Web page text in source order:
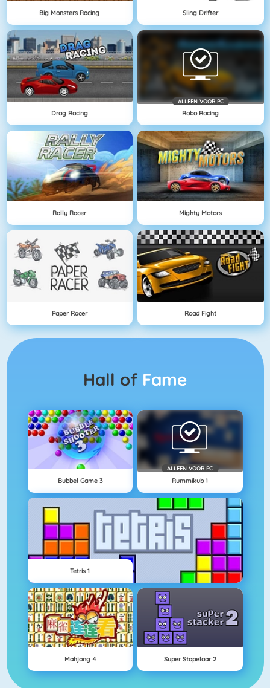
Big Monsters Racing Sling Drifter
Drag Racing
ALLEEN VOOR PC
Robo Racing
Rally Racer Mighty Motors
Paper Racer Road Fight
Hall of Fame
Bubbel Game 3
ALLEEN VOOR PC
Rummikub 1
Tetris 1
Mahjong 4 Super Stapelaar 2